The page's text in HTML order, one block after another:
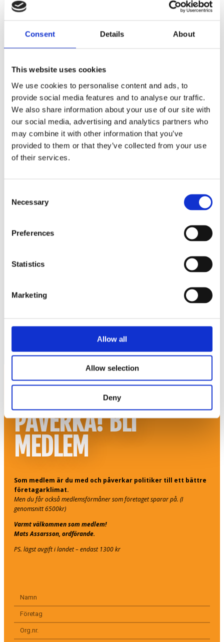
Consent Details About
This website uses cookies
We use cookies to personalise content and ads, to
provide social media features and to analyse our traffic.
We also share information about your use of our site with
our social media, advertising and analytics partners who
may combine it with other information that you’ve
provided to them or that they’ve collected from your use
of their services.
Selection
Necessary
Preferences
Statistics
Marketing
Allow all
Allow selection
Deny
Medlemskansli
262 22 Ängelholm
Ett medlemskap späckat med småföretagaranpassade
inköpsavdelning, rådgivning, försäkringspaket och
mycket mer. Vi fokuserar på soloföretagare och små
företag med företagaren i fokus. Vi är själva
småföretagare och vet hur verkligheten ser ut.
BLI MEDLEM
Om oss
© Fria Företagare|Wapp Media AB
HJÄLP TILL ATT
PÅVERKA! BLI
MEDLEM
Som medlem är du med och påverkar politiker till ett bättre
företagarklimat.
Men du får också medlemsförmåner som företaget sparar på. (I
genomsnitt 6500kr)
Varmt välkommen som medlem!
Mats Assarsson, ordförande.
PS. lägst avgift i landet – endast 1300 kr